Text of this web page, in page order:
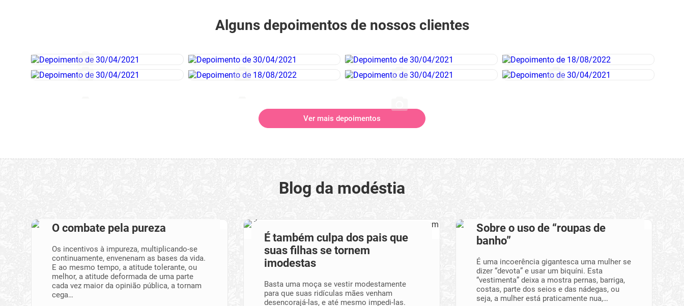
Alguns depoimentos de nossos clientes
Ver mais depoimentos
Blog da modéstia
O combate pela pureza
Os incentivos à impureza, multiplicando-se
continuamente, envenenam as bases da vida.
E ao mesmo tempo, a atitude tolerante, ou
melhor, a atitude deformada de uma parte
cada vez maior da opinião pública, a tornam
cega…
É também culpa dos pais que
suas filhas se tornem
imodestas
Basta uma moça se vestir modestamente
para que suas ridículas mães venham
desencorajá-las, e até mesmo impedi-las.
Sobre o uso de “roupas de
banho”
É uma incoerência gigantesca uma mulher se
dizer “devota” e usar um biquíni. Esta
“vestimenta” deixa a mostra pernas, barriga,
costas, parte dos seios e das nádegas, ou
seja, a mulher está praticamente nua,…